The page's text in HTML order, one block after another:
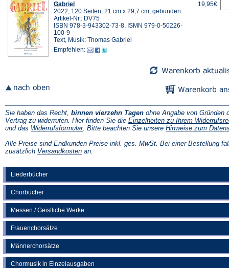
Liederbücher
Chorbücher
Messen / Geistliche Werke
Frauenchorsätze
Männerchorsätze
Chormusik in Einzelausgaben
Gabriel
2022, 120 Seiten, 21 cm x 29,7 cm, gebunden
Artikel-Nr.: DV75
ISBN 978-3-943302-73-8, ISMN 979-0-50226-
100-9
Text, Musik: Thomas Gabriel
Empfehlen:
19,95€
Sie haben das Recht, binnen vierzehn Tagen ohne Angabe von Gründen
Vertrag zu widerrufen. Hier finden Sie die Einzelheiten zu Ihrem
und das Widerrufsformular(Öffnet
einem
neuen
. Bitte beachten Sie unsere Hinweise zum
Alle Preise sind Endkunden-Preise inkl. ges. MwSt. Bei einer Bestellung
zusätzlich Versandkosten(Öffnet
an.